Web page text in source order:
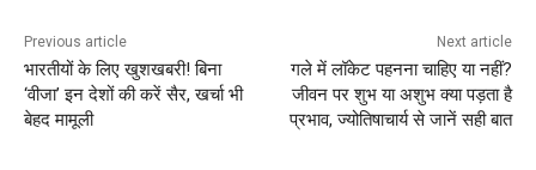
Previous article
भारतीयों के लिए खुशखबरी! बिना
‘वीजा’ इन देशों की करें सैर, खर्चा भी
बेहद मामूली
Next article
गले में लॉकेट पहनना चाहिए या नहीं?
जीवन पर शुभ या अशुभ क्या पड़ता है
प्रभाव, ज्योतिषाचार्य से जानें सही बात